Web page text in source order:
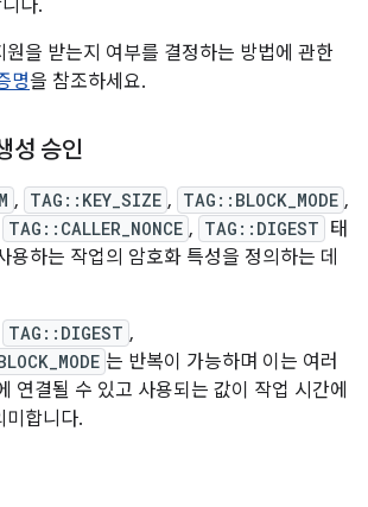
다.
원을 받는지 여부를 결정하는 방법에 관한
명을 참조하세요.
성 승인
, TAG::KEY_SIZE , TAG::BLOCK_MODE ,
TAG::CALLER_NONCE , TAG::DIGEST 태
용하는 작업의 암호화 특성을 정의하는 데
TAG::DIGEST ,
는 반복이 가능하며 이는 여러
연결될 수 있고 사용되는 값이 작업 시간에
미합니다.